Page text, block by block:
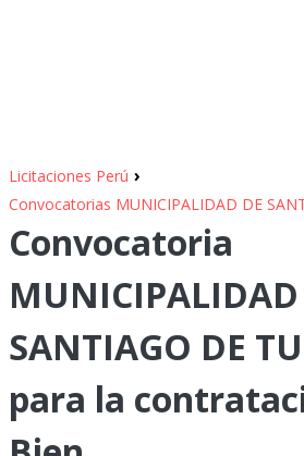
Licitaciones Perú ›
Convocatorias MUNICIPALIDAD DE
Convocatoria
MUNICIPALIDAD
SANTIAGO DE
para la